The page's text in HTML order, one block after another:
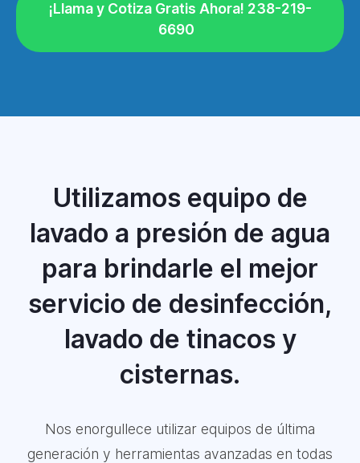
¡Llama y Cotiza Gratis Ahora! 238-219-
6690
Utilizamos equipo de
lavado a presión de agua
para brindarle el mejor
servicio de desinfección,
lavado de tinacos y
cisternas.
Nos enorgullece utilizar equipos de última
generación y herramientas avanzadas en todas